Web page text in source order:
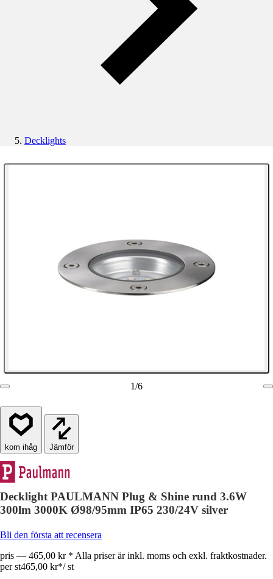
Decklights
1/6
Jämför
Decklight PAULMANN Plug & Shine rund 3.6W
300lm 3000K Ø98/95mm IP65 230/24V silver
Bli den första att recensera
pris — 465,00 kr * Alla priser är inkl. moms och exkl. fraktkostnader.
per st465,00 kr*/ st